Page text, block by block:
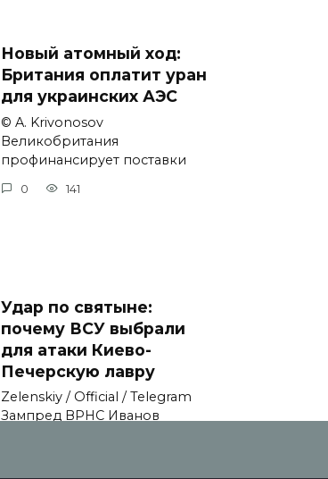
Новый атомный ход:
Британия оплатит уран
для украинских АЭС
© A. Krivonosov
Великобритания
профинансирует поставки
0 141
Удар по святыне:
почему ВСУ выбрали
для атаки Киево-
Печерскую лавру
Zеlеnskiу / Оfficiаl / Telegram
Зампред ВРНС Иванов